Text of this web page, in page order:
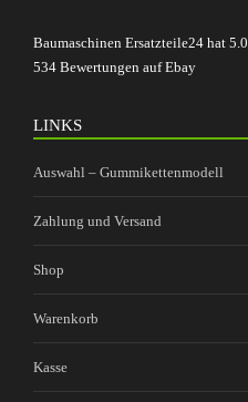
Baumaschinen Ersatzteile24 hat 5.0
534 Bewertungen auf Ebay
LINKS
Auswahl – Gummikettenmodell
Zahlung und Versand
Shop
Warenkorb
Kasse